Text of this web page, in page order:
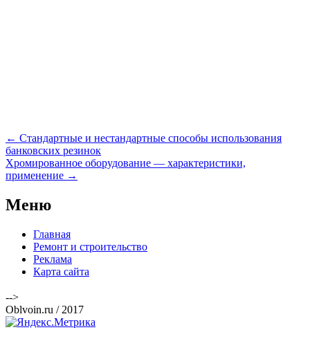
Навигация
по
записям
← Стандартные и нестандартные способы использования
банковских резинок
Хромированное оборудование — характеристики,
применение →
Меню
Главная
Ремонт и строительство
Реклама
Карта сайта
-->
Oblvoin.ru / 2017